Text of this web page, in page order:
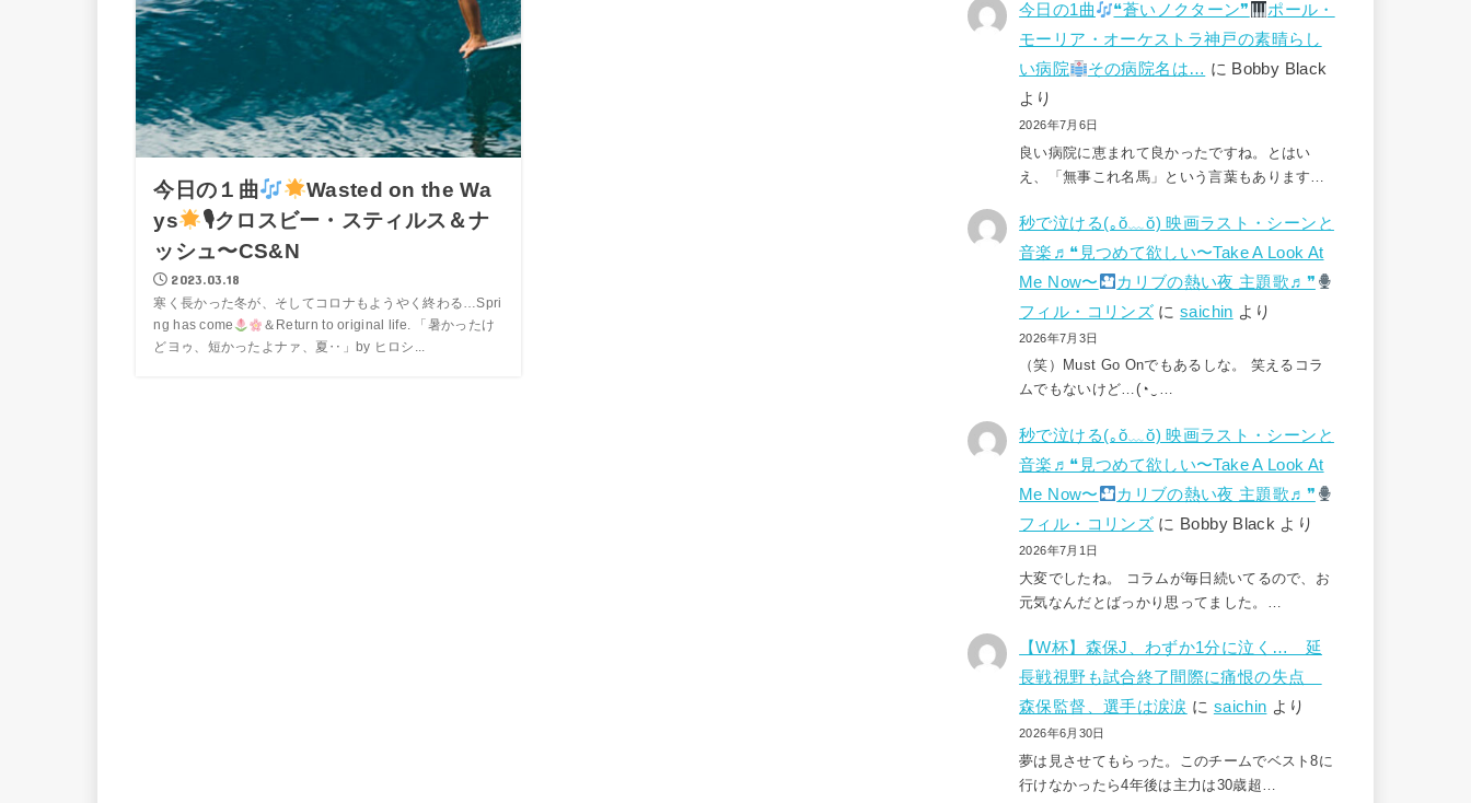
今日の１曲
Wasted on the Wa
ys
🎙クロスビー・スティルス＆ナ
ッシュ〜CS&N
2023.03.18
寒く長かった冬が、そしてコロナもようやく終わる…Spri
ng has come
＆Return to original life. 「暑かったけ
どヨゥ、短かったよナァ、夏‥」by ヒロシ...
今日の1曲 ❝蒼いノクターン❞
ポール・
モーリア・オーケストラ神戸の素晴らし
い病院
その病院名は… に Bobby Black
より
2026年7月6日
良い病院に恵まれて良かったですね。とはい
え、「無事これ名馬」という言葉もあります…
秒で泣ける(⁠｡⁠ŏ⁠﹏⁠ŏ⁠) 映画ラスト・シーンと
音楽♬❝見つめて欲しい〜Take A Look At
Me Now〜
カリブの熱い夜 主題歌♬❞
フィル・コリンズ にsaichin より
2026年7月3日
（笑）Must Go Onでもあるしな。 笑えるコラ
ムでもないけど…(⁠◔⁠‿⁠…
秒で泣ける(⁠｡⁠ŏ⁠﹏⁠ŏ⁠) 映画ラスト・シーンと
音楽♬❝見つめて欲しい〜Take A Look At
Me Now〜
カリブの熱い夜 主題歌♬❞
フィル・コリンズ に Bobby Black より
2026年7月1日
大変でしたね。 コラムが毎日続いてるので、お
元気なんだとばっかり思ってました。…
【W杯】森保J、わずか1分に泣く… 延
長戦視野も試合終了間際に痛恨の失点
森保監督、選手は涙涙 に saichin より
2026年6月30日
夢は見させてもらった。このチームでベスト8に
行けなかったら4年後は主力は30歳超…